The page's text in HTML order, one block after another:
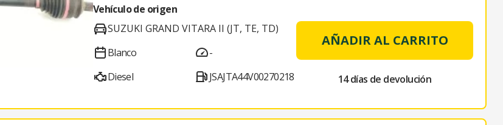
Vehículo de origen
SUZUKI GRAND VITARA II (JT, TE, TD)
Blanco
Diesel
-
JSAJTA44V00270218
AÑADIR AL CARRITO
14 días de devolución